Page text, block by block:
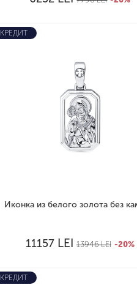
КРЕДИТ
Иконка из белого золота без
11157 LEI 13946LEI -20%
КРЕДИТ